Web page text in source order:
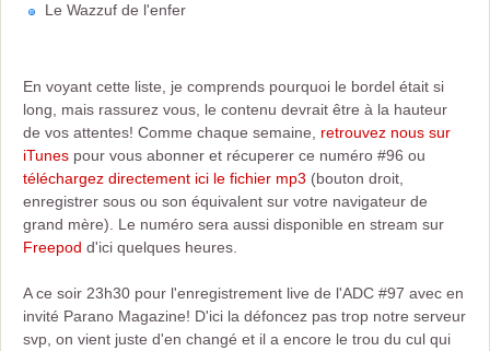
Le Wazzuf de l'enfer
En voyant cette liste, je comprends pourquoi le bordel était si
long, mais rassurez vous, le contenu devrait être à la hauteur
de vos attentes! Comme chaque semaine, retrouvez nous sur
iTunes pour vous abonner et récuperer ce numéro #96 ou
téléchargez directement ici le fichier mp3 (bouton droit,
enregistrer sous ou son équivalent sur votre navigateur de
grand mère). Le numéro sera aussi disponible en stream sur
Freepod d'ici quelques heures.
A ce soir 23h30 pour l'enregistrement live de l'ADC #97 avec en
invité Parano Magazine! D'ici la défoncez pas trop notre serveur
svp, on vient juste d'en changé et il a encore le trou du cul qui